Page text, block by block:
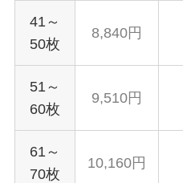
41～
50枚
8,840円
51～
60枚
9,510円
61～
70枚
10,160円